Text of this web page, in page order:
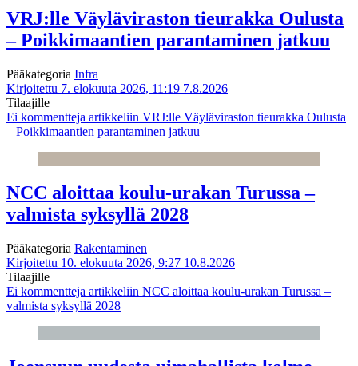
VRJ:lle Väyläviraston tieurakka Oulusta
– Poikkimaantien parantaminen jatkuu
Pääkategoria Infra
Kirjoitettu 7. elokuuta 2026, 11:19 7.8.2026
Tilaajille
Ei kommentteja artikkeliin VRJ:lle Väyläviraston tieurakka Oulusta
– Poikkimaantien parantaminen jatkuu
NCC aloittaa koulu-urakan Turussa –
valmista syksyllä 2028
Pääkategoria Rakentaminen
Kirjoitettu 10. elokuuta 2026, 9:27 10.8.2026
Tilaajille
Ei kommentteja artikkeliin NCC aloittaa koulu-urakan Turussa –
valmista syksyllä 2028